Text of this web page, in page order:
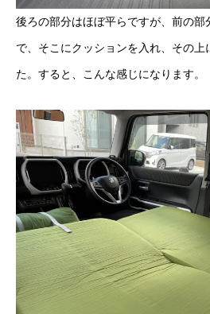
後ろの部分はほぼ平らですが、前の
で、そこにクッションを入れ、その上
た。すると、こんな感じになります。